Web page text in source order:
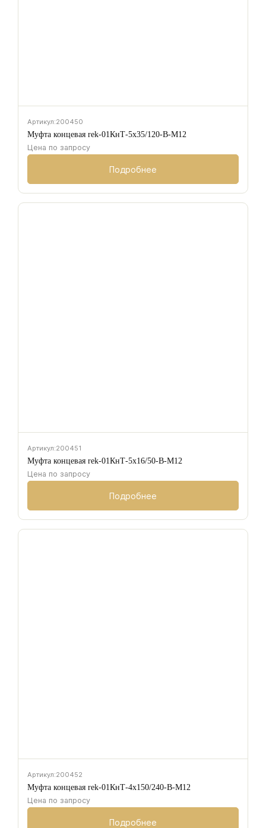
Артикул:200450
Муфта концевая rek-01КнТ-5х35/120-В-М12
Цена по запросу
Подробнее
Артикул:200451
Муфта концевая rek-01КнТ-5х16/50-В-М12
Цена по запросу
Подробнее
Артикул:200452
Муфта концевая rek-01КнТ-4х150/240-В-М12
Цена по запросу
Подробнее